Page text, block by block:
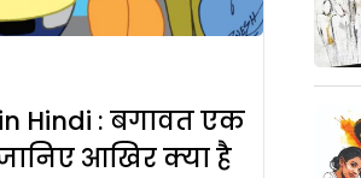
Hindi : बगावत एक
आखिर क्या है